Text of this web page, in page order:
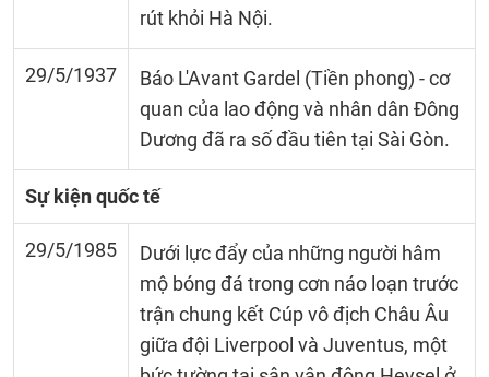
rút khỏi Hà Nội.
29/5/1937
Báo L'Avant Gardel (Tiền phong) - cơ
quan của lao động và nhân dân Đông
Dương đã ra số đầu tiên tại Sài Gòn.
Sự kiện quốc tế
29/5/1985
Dưới lực đẩy của những người hâm
mộ bóng đá trong cơn náo loạn trước
trận chung kết Cúp vô địch Châu Âu
giữa đội Liverpool và Juventus, một